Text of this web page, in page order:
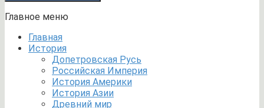
Главное меню
Главная
История
Допетровская Русь
Российская Империя
История Америки
История Азии
Древний мир